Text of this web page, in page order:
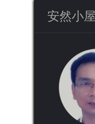
安然小
安然小